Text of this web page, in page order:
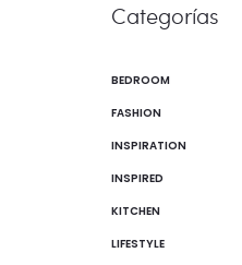
Categorías
BEDROOM
FASHION
INSPIRATION
INSPIRED
KITCHEN
LIFESTYLE